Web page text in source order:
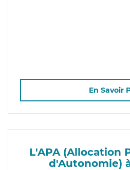
En Savoir
L'APA (Allocation
d'Autonomie)